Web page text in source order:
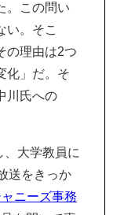
。この問い
い。そこ
の理由は2つ
化」だ。そ
川氏への
、大学教員に
送をきっか
ャニーズ事務